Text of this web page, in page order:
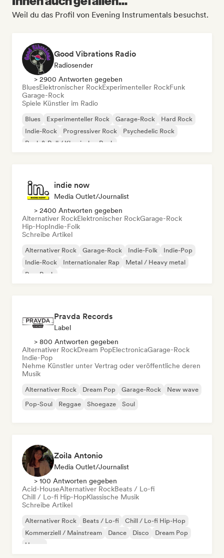
Weil du das Profil von Evening Instrumentals besuchst.
Good Vibrations Radio
Radiosender
> 2900 Antworten gegeben
BluesElektronischer RockExperimenteller RockFunk
Garage-Rock
Spiele Künstler im Radio
Blues Experimenteller Rock Garage-Rock
Hard Rock
Indie-Rock
Progressiver Rock
Psychedelic Rock
Rock & Roll / Klassischer Rock
indie now
Media Outlet/Journalist
> 2400 Antworten gegeben
Alternativer RockElektronischer RockGarage-Rock
Hip-HopIndie-Folk
Schreibe Artikel
Alternativer Rock Garage-Rock Indie-Folk
Indie-Pop
Indie-Rock
Internationaler Rap
Metal / Heavy metal
Pop-Rock
Pravda Records
Label
> 800 Antworten gegeben
Alternativer RockDream PopElectronicaGarage-Rock
Indie-Pop
Nehme Künstler unter Vertrag oder veröffentliche deren
Musik
Alternativer Rock Dream Pop Garage-Rock
New wave
Pop-Soul
Reggae Shoegaze Soul
Zoila Antonio
Media Outlet/Journalist
> 100 Antworten gegeben
Acid-HouseAlternativer RockBeats / Lo-fi
Chill / Lo-fi Hip-HopKlassische Musik
Schreibe Artikel
Alternativer Rock Beats / Lo-fi
Chill / Lo-fi Hip-Hop
Kommerziell / Mainstream
Dance Disco
Dream Pop
House